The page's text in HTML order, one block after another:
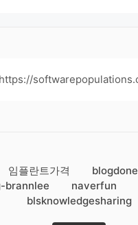
https://
임플란트가격
brannlee naverfun
blsknowledgesharing